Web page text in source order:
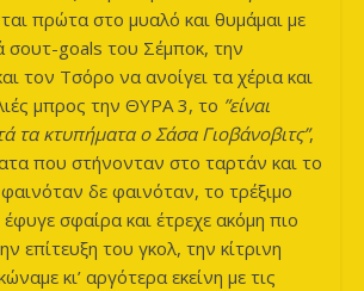
πρώτα στο μυαλό και θυμάμαι με
σουτ-goals του Σέμποκ, την
τον Τσόρο να ανοίγει τα χέρια και
μπρος την ΘΥΡΑ 3, το ”είναι
τα κτυπήματα ο Σάσα Γιοβάνοβιτς”,
που στήνονταν στο ταρτάν και το
δε φαινόταν, το τρέξιμο
σφαίρα και έτρεχε ακόμη πιο
επίτευξη του γκολ, την κίτρινη
κι’ αργότερα εκείνη με τις